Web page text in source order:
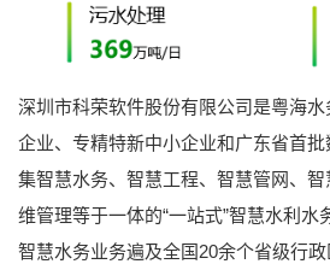
深圳市科荣软件股份有限公司是粤海
企业、专精特新中小企业和广东省首
集智慧水务、智慧工程、智慧管网、
维管理等于一体的“一站式”智慧水利
智慧水务业务遍及全国20余个省级行